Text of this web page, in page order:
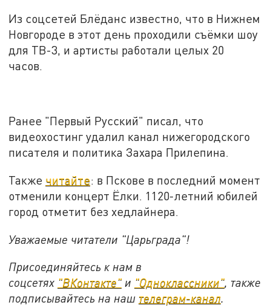
Из соцсетей Блёданс известно, что в Нижнем
Новгороде в этот день проходили съёмки шоу
для ТВ-3, и артисты работали целых 20
часов.
Ранее "Первый Русский" писал, что
видеохостинг удалил канал нижегородского
писателя и политика Захара Прилепина.
Также читайте: в Пскове в последний момент
отменили концерт Ёлки. 1120-летний юбилей
город отметит без хедлайнера.
Уважаемые читатели "Царьграда"!
Присоединяйтесь к нам в
соцсетях "ВКонтакте" и "Одноклассники", также
подписывайтесь на наш телеграм-канал.